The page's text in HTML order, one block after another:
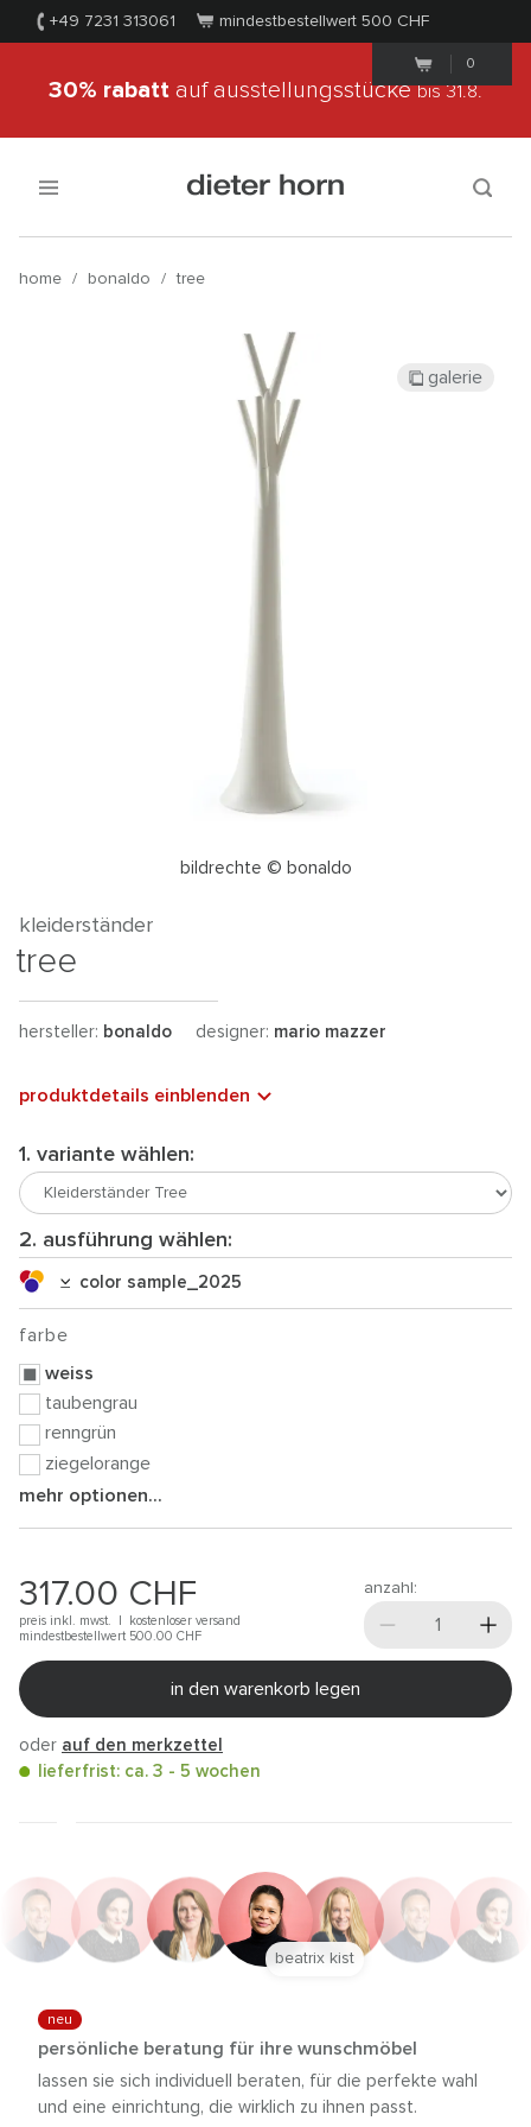
+49 7231 313061 mindestbestellwert 500 CHF
0
30% rabatt auf ausstellungsstückebis 31.8.
home / bonaldo / tree
bildrechte © bonaldo
galerie
kleiderständer
tree
hersteller: bonaldo designer: mario mazzer
produktdetails einblenden
1. variante wählen:
2. ausführung wählen:
color sample_2025
farbe
weiss
taubengrau
renngrün
ziegelorange
mehr optionen...
317.00 CHF
preis inkl. mwst. |
kostenloser versand
mindestbestellwert 500.00 CHF
anzahl:
in den warenkorb legen
oder auf den merkzettel
lieferfrist: ca. 3 - 5 wochen
neu
persönliche beratung für ihre wunschmöbel
lassen sie sich individuell beraten, für die perfekte wahl
und eine einrichtung, die wirklich zu ihnen passt.
beatrix kist